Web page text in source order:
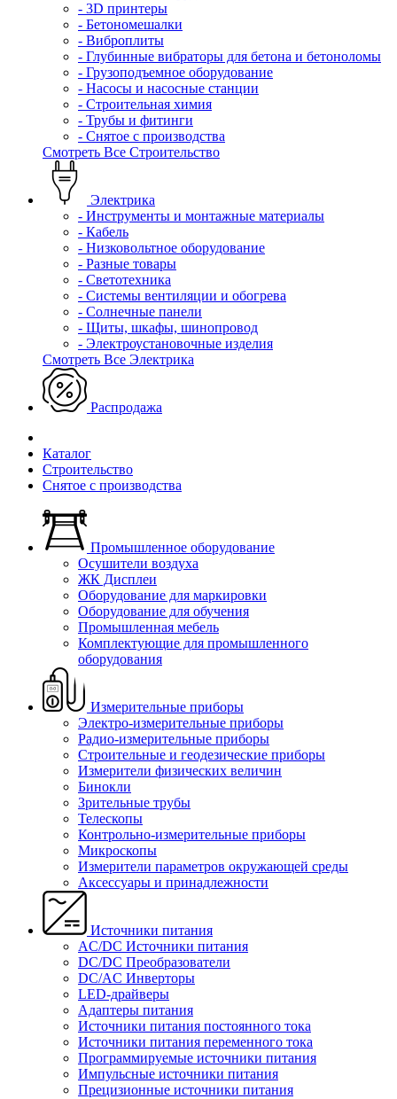
- 3D принтеры
- Бетономешалки
- Виброплиты
- Глубинные вибраторы для бетона и бетоноломы
- Грузоподъемное оборудование
- Насосы и насосные станции
- Строительная химия
- Трубы и фитинги
- Снятое с производства
Смотреть Все Строительство
Электрика
- Инструменты и монтажные материалы
- Кабель
- Низковольтное оборудование
- Разные товары
- Светотехника
- Системы вентиляции и обогрева
- Солнечные панели
- Щиты, шкафы, шинопровод
- Электроустановочные изделия
Смотреть Все Электрика
Распродажа
Каталог
Строительство
Снятое с производства
Промышленное оборудование
Осушители воздуха
ЖК Дисплеи
Оборудование для маркировки
Оборудование для обучения
Промышленная мебель
Комплектующие для промышленного
оборудования
Измерительные приборы
Электро-измерительные приборы
Радио-измерительные приборы
Строительные и геодезические приборы
Измерители физических величин
Бинокли
Зрительные трубы
Телескопы
Контрольно-измерительные приборы
Микроскопы
Измерители параметров окружающей среды
Аксессуары и принадлежности
Источники питания
AC/DC Источники питания
DC/DC Преобразователи
DC/AC Инверторы
LED-драйверы
Адаптеры питания
Источники питания постоянного тока
Источники питания переменного тока
Программируемые источники питания
Импульсные источники питания
Прецизионные источники питания